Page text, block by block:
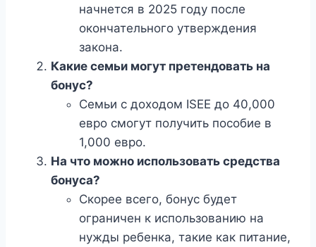
начнется в 2025 году после
окончательного утверждения
закона.
Какие семьи могут претендовать на
бонус?
Семьи с доходом ISEE до 40,000
евро смогут получить пособие в
1,000 евро.
На что можно использовать средства
бонуса?
Скорее всего, бонус будет
ограничен к использованию на
нужды ребенка, такие как питание,